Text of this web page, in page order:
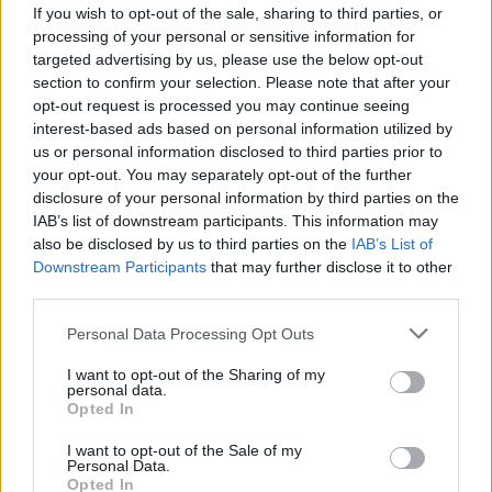
If you wish to opt-out of the sale, sharing to third parties, or
processing of your personal or sensitive information for
targeted advertising by us, please use the below opt-out
section to confirm your selection. Please note that after your
opt-out request is processed you may continue seeing
interest-based ads based on personal information utilized by
us or personal information disclosed to third parties prior to
your opt-out. You may separately opt-out of the further
disclosure of your personal information by third parties on the
IAB’s list of downstream participants. This information may
also be disclosed by us to third parties on the IAB’s List of
Downstream Participants that may further disclose it to other
Please note that this website/app uses one or more Google
not limited to your visit or usage behaviour. You may click to
grant or deny consent to Google and its third-party tags to
use your data for below specified purposes in below Google
consent section.
Personal Data Processing Opt Outs
I want to opt-out of the Sharing of my
personal data.
Opted In
I want to opt-out of the Sale of my
Personal Data.
Opted In
amate dell’estate 2026
Nuovi posti auto in via La Marmora, parcheggio
provvisorio a La Maddalena
Allarme truffe a Berchidda, falsi incaricati
bussano alle porte
Notre-Dame de Paris conquista Olbia, la prima